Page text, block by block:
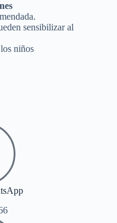
sensibilizar al
niños